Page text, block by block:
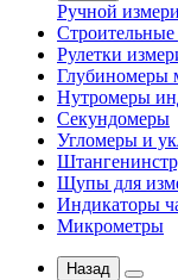
Ручной
Рулетки
Глубиномеры
Нутромеры
Секундомеры
Угломеры и
Щупы для
Индикаторы
Микрометры
Назад